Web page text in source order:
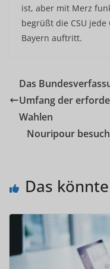
ist, aber mit Merz
begrüßt die CSU
Bayern auftritt.
Das
Umfang der
Wahlen
Nouripour
Das